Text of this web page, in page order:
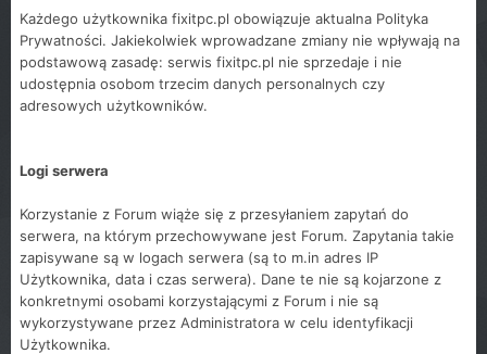
Każdego użytkownika fixitpc.pl obowiązuje aktualna Polityka
Prywatności. Jakiekolwiek wprowadzane zmiany nie wpływają na
podstawową zasadę: serwis fixitpc.pl nie sprzedaje i nie
udostępnia osobom trzecim danych personalnych czy
adresowych użytkowników.
Logi serwera
Korzystanie z Forum wiąże się z przesyłaniem zapytań do
serwera, na którym przechowywane jest Forum. Zapytania takie
zapisywane są w logach serwera (są to m.in adres IP
Użytkownika, data i czas serwera). Dane te nie są kojarzone z
konkretnymi osobami korzystającymi z Forum i nie są
wykorzystywane przez Administratora w celu identyfikacji
Użytkownika.